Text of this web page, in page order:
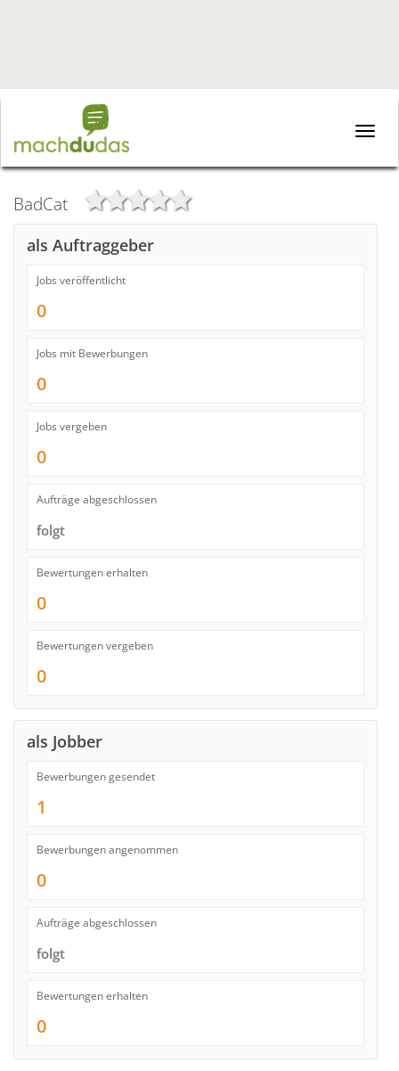
Toggle
BadCat
als Auftraggeber
Jobs veröffentlicht
0
Jobs mit Bewerbungen
0
Jobs vergeben
0
Aufträge abgeschlossen
folgt
Bewertungen erhalten
0
Bewertungen vergeben
0
als Jobber
Bewerbungen gesendet
1
Bewerbungen angenommen
0
Aufträge abgeschlossen
folgt
Bewertungen erhalten
0